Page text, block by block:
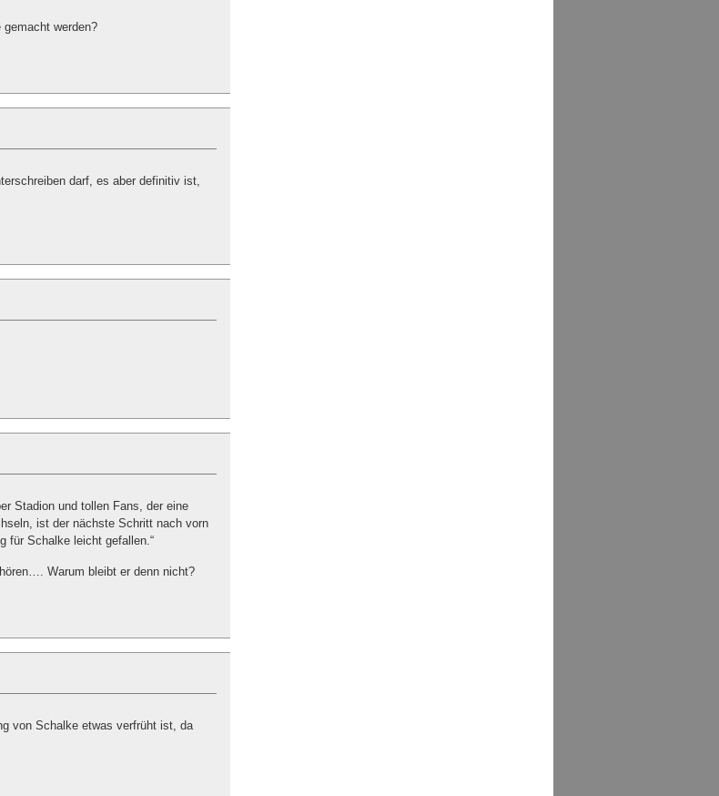
werden?
darf, es aber definitiv ist,
Stadion und tollen Fans, der eine
ist der nächste Schritt nach vorn
für Schalke leicht gefallen.“
Warum bleibt er denn nicht?
von Schalke etwas verfrüht ist, da